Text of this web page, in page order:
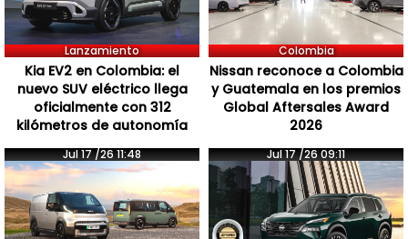
Lanzamiento
Kia EV2 en Colombia: el
nuevo SUV eléctrico llega
oficialmente con 312
kilómetros de autonomía
Colombia
Nissan reconoce a Colombia
y Guatemala en los premios
Global Aftersales Award
2026
Jul 17 /26 11:48 Jul 17 /26 09:11